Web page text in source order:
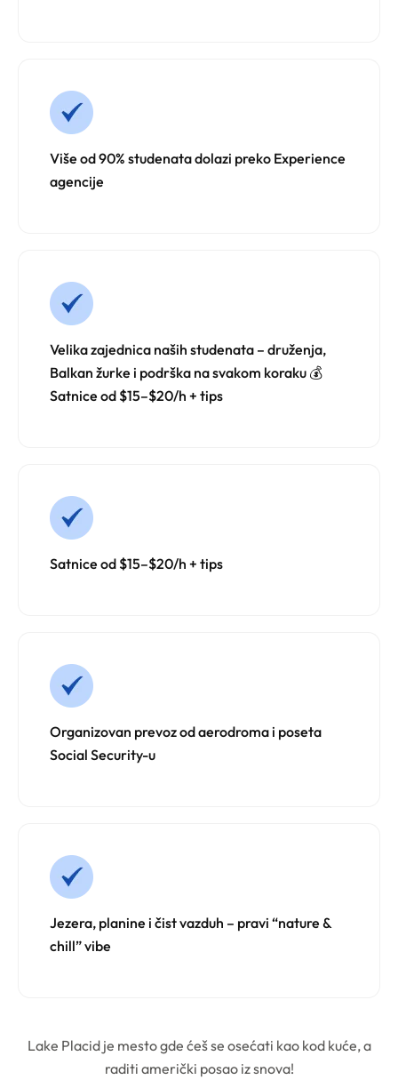
Više od 90% studenata dolazi preko Experience
agencije
Velika zajednica naših studenata – druženja,
Balkan žurke i podrška na svakom koraku 💰
Satnice od $15–$20/h + tips
Satnice od $15–$20/h + tips
Organizovan prevoz od aerodroma i poseta
Social Security-u
Jezera, planine i čist vazduh – pravi “nature &
chill” vibe
Lake Placid je mesto gde ćeš se osećati kao kod kuće, a
raditi američki posao iz snova!